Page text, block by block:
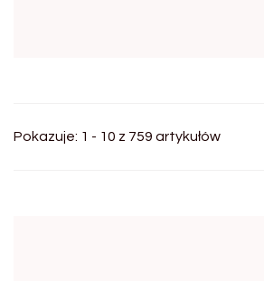
Pokazuje: 1 - 10 z 759 artykułów